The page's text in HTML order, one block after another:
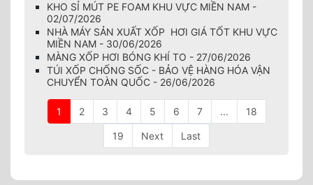
KHO SỈ MÚT PE FOAM KHU VỰC MIỀN NAM -
02/07/2026
NHÀ MÁY SẢN XUẤT XỐP HƠI GIÁ TỐT KHU VỰC
MIỀN NAM - 30/06/2026
MÀNG XỐP HƠI BÓNG KHÍ TO - 27/06/2026
TÚI XỐP CHỐNG SỐC - BẢO VỆ HÀNG HÓA VẬN
CHUYỂN TOÀN QUỐC - 26/06/2026
1 2 3 4 5 6 7 ... 18
19 Next Last